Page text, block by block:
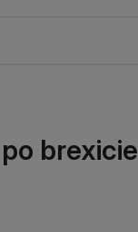
brexicie